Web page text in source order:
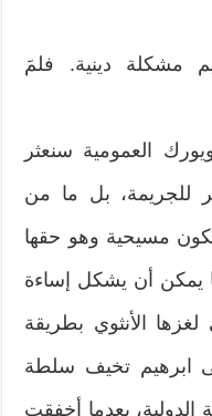
مشكلة دينية. فلمَ
العمومية سنعثر
للجريمة، بل ما من
مسيحية وهو حقها
يمكن أن يشكل إساءة
الأنثوي بطريقة
ابرهيم تخيف سلطة
بعدما أخفقت